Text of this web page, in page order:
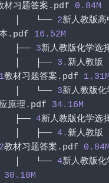
材习题答案 . pdf 0.84M
└── 2新人教版
. pdf 16.52M
├── 3新人教版化学选
├── 3 .新人教版
1教材习题答案 . pdf 1.31M
└── 3新人教版化
原理. pdf 34.16M
├── 4新人教版化学选
├── 4.新人教版
2教材习题答案 . pdf 0.84M
└── 4新人教版化
30.10M